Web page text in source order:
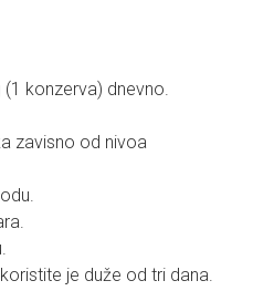
konzerva) dnevno.
zavisno od nivoa
je duže od tri dana.